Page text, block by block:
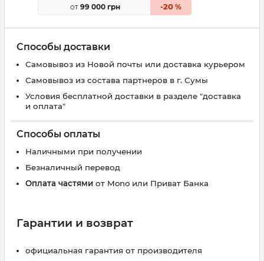
от 99 000 грн -20%
Способы доставки
Самовывоз из Новой почты или доставка курьером
Самовывоз из состава партнеров в г. Сумы
Условия бесплатной доставки в разделе "доставка
и оплата"
Способы оплаты
Наличными при получении
Безналичный перевод
Оплата частями от Mono или Приват Банка
Гарантии и возврат
официальная гарантия от производителя